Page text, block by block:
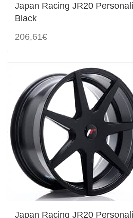
Japan Racing JR20
Black
206,61€
Japan Racing JR20